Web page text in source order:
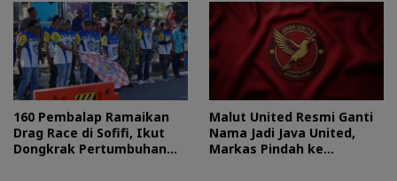
160 Pembalap Ramaikan
Drag Race di Sofifi, Ikut
Dongkrak Pertumbuhan
Malut United Resmi Ganti
Nama Jadi Java United,
Markas Pindah ke